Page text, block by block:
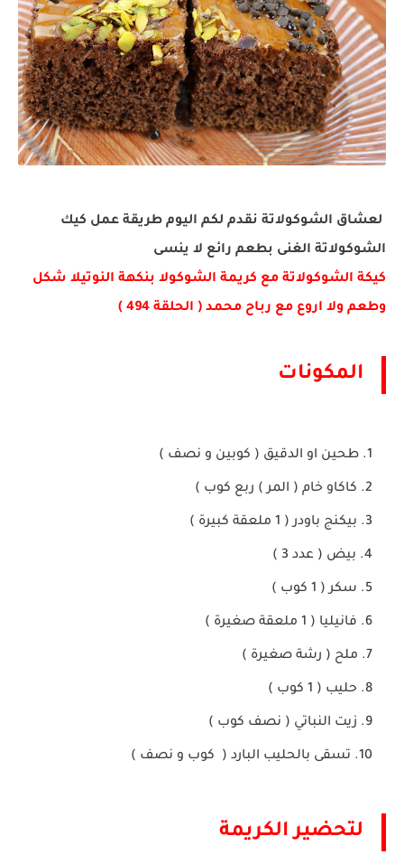
لعشاق الشوكولاتة نقدم لكم اليوم طريقة عمل كيك
الشوكولاتة الغنى بطعم رائع لا ينسى
كيكة الشوكولاتة مع كريمة الشوكولا بنكهة النوتيلا شكل
وطعم ولا اروع مع رباح محمد ( الحلقة 494 )
المكونات
طحين او الدقيق ( كوبين و نصف )
كاكاو خام ( المر ) ربع كوب )
بيكنج باودر ( 1 ملعقة كبيرة )
بيض ( عدد 3 )
سكر ( 1 كوب )
فانيليا ( 1 ملعقة صغيرة )
ملح ( رشة صغيرة )
حليب ( 1 كوب )
زيت النباتي ( نصف كوب )
تسقى بالحليب البارد ( كوب و نصف )
لتحضير الكريمة